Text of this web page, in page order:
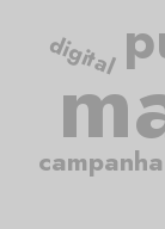
campanha
digital